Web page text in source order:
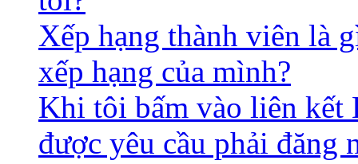
Xếp hạng thành viên là
xếp hạng của mình?
Khi tôi bấm vào liên kết
được yêu cầu phải đăng